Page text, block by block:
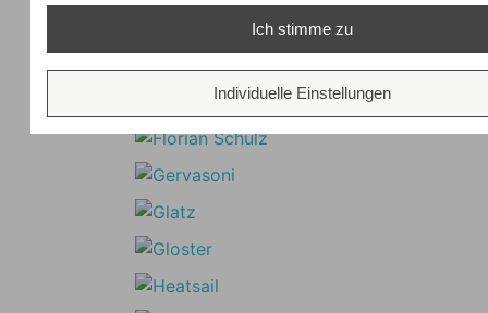
Ich stimme zu
Individuelle Einstellungen